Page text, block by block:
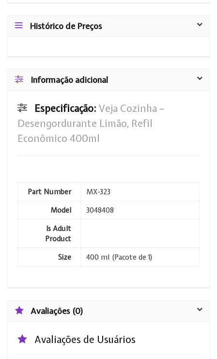
Histórico de Preços
Informação adicional
Especificação: Veja Cozinha –
Desengordurante Limão, Refil
Econômico 400ml
Part Number
MX-323
Model
3048408
Is Adult
Product
Size
400 ml (Pacote de 1)
Avaliações (0)
Avaliações de Usuários